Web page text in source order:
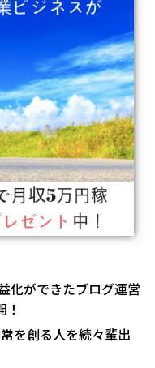
化ができたブログ運営
を創る人を続々輩出